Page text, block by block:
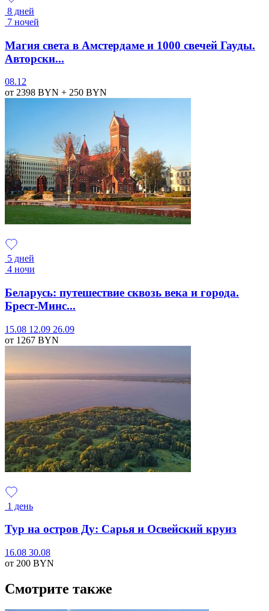
8 дней
7 ночей
Магия света в Амстердаме и 1000 свечей Гауды.
Авторски...
08.12
от 2398 BYN + 250 BYN
5 дней
4 ночи
Беларусь: путешествие сквозь века и города.
Брест-Минс...
15.08 12.09 26.09
от 1267 BYN
1 день
Тур на остров Ду: Сарья и Освейский круиз
16.08 30.08
от 200 BYN
Смотрите также